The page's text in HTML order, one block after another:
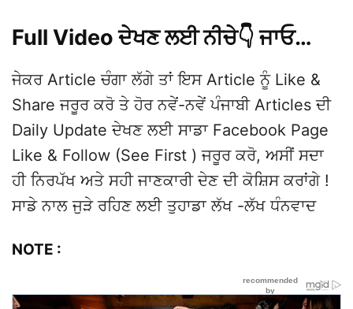
Full Video ਦੇਖਣ ਲਈ ਨੀਚੇ👇 ਜਾਓ…
ਜੇਕਰ Article ਚੰਗਾ ਲੱਗੇ ਤਾਂ ਇਸ Article ਨੂੰ Like &
Share ਜਰੂਰ ਕਰੋ ਤੇ ਹੋਰ ਨਵੇਂ-ਨਵੇਂ ਪੰਜਾਬੀ Articles ਦੀ
Daily Update ਦੇਖਣ ਲਈ ਸਾਡਾ Facebook Page
Like & Follow (See First ) ਜਰੂਰ ਕਰੋ, ਅਸੀਂ ਸਦਾ
ਹੀ ਨਿਰਪੱਖ ਅਤੇ ਸਹੀ ਜਾਣਕਾਰੀ ਦੇਣ ਦੀ ਕੋਸ਼ਿਸ ਕਰਾਂਗੇ !
ਸਾਡੇ ਨਾਲ ਜੁੜੇ ਰਹਿਣ ਲਈ ਤੁਹਾਡਾ ਲੱਖ -ਲੱਖ ਧੰਨਵਾਦ
NOTE :